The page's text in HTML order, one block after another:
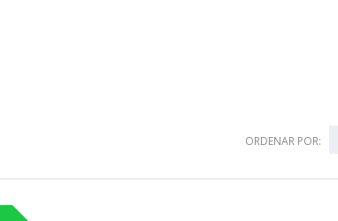
ORDENAR POR: